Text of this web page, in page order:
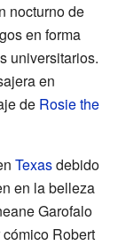
nocturno de
en forma
universitarios.
en
de Rosie the
Texasdebido
en la belleza
Garofalo
Robert